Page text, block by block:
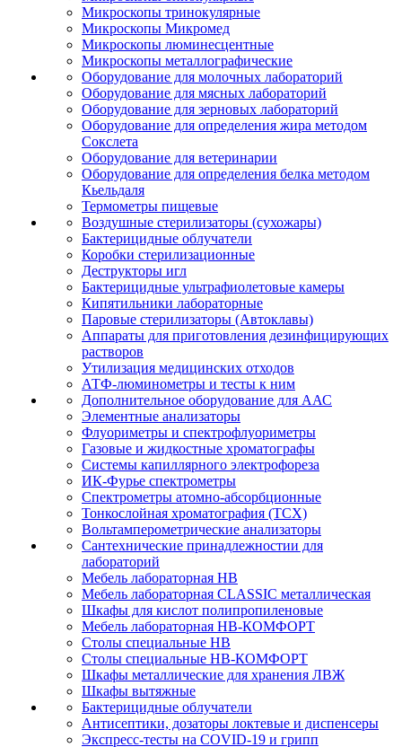
Микроскопы тринокулярные
Микроскопы Микромед
Микроскопы люминесцентные
Микроскопы металлографические
Оборудование для молочных лабораторий
Оборудование для мясных лабораторий
Оборудование для зерновых лабораторий
Оборудование для определения жира методом
Сокслета
Оборудование для ветеринарии
Оборудование для определения белка методом
Кьельдаля
Термометры пищевые
Воздушные стерилизаторы (сухожары)
Бактерицидные облучатели
Коробки стерилизационные
Деструкторы игл
Бактерицидные ультрафиолетовые камеры
Кипятильники лабораторные
Паровые стерилизаторы (Автоклавы)
Аппараты для приготовления дезинфицирующих
растворов
Утилизация медицинских отходов
АТФ-люминометры и тесты к ним
Дополнительное оборудование для ААС
Элементные анализаторы
Флуориметры и спектрофлуориметры
Газовые и жидкостные хроматографы
Системы капиллярного электрофореза
ИК-Фурье спектрометры
Спектрометры атомно-абсорбционные
Тонкослойная хроматография (ТСХ)
Вольтамперометрические анализаторы
Сантехнические принадлежностии для
лабораторий
Мебель лабораторная НВ
Мебель лабораторная CLASSIC металлическая
Шкафы для кислот полипропиленовые
Мебель лабораторная НВ-КОМФОРТ
Столы специальные НВ
Столы специальные НВ-КОМФОРТ
Шкафы металлические для хранения ЛВЖ
Шкафы вытяжные
Бактерицидные облучатели
Антисептики, дозаторы локтевые и диспенсеры
Экспресс-тесты на COVID-19 и грипп